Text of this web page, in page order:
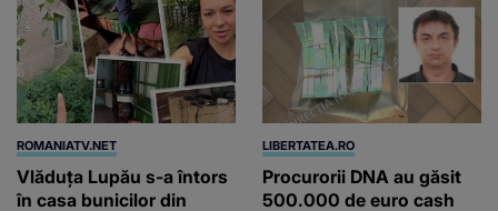
ROMANIATV.NET
Vlăduța Lupău s-a întors
în casa bunicilor din
LIBERTATEA.RO
Procurorii DNA au găsit
500.000 de euro cash